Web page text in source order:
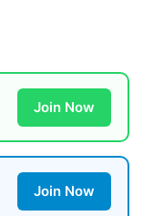
Join Now
Join Now